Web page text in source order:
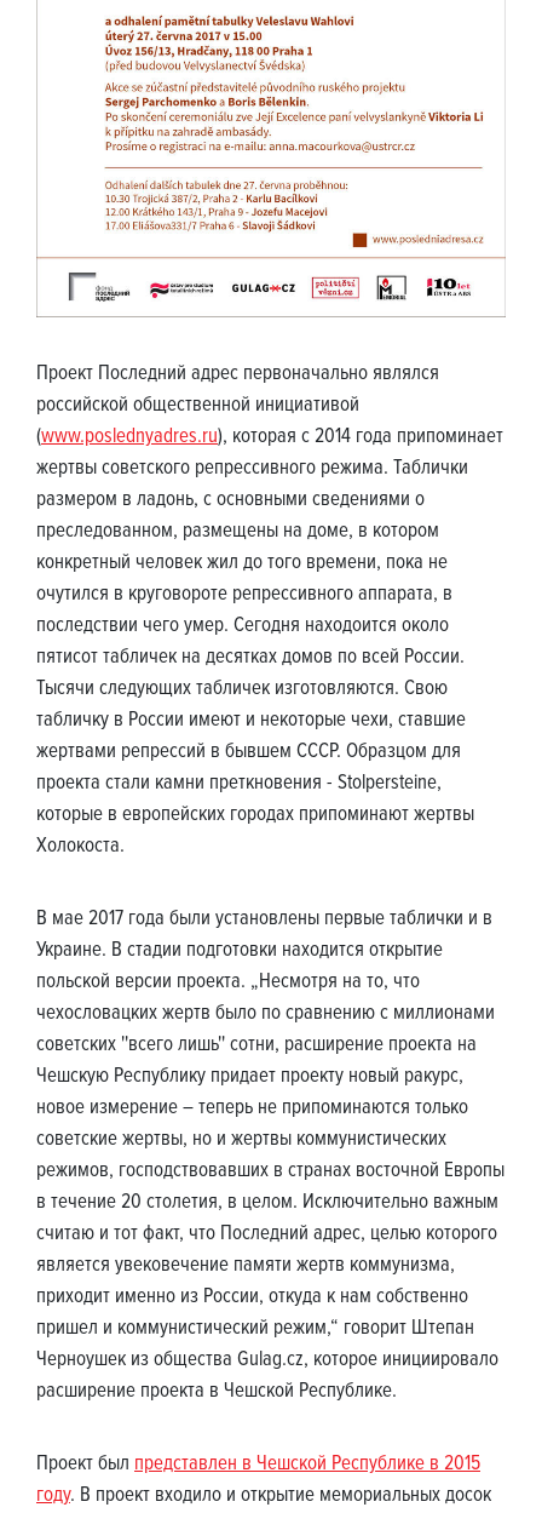
Проект Последний адрес первоначально являлся
российской общественной инициативой
(www.poslednyadres.ru), которая с 2014 года припоминает
жертвы советского репрессивного режима. Таблички
размером в ладонь, с основными сведениями о
преследованном, размещены на доме, в котором
конкретный человек жил до того времени, пока не
очутился в круговороте репрессивного аппарата, в
последствии чего умер. Сегодня находоится около
пятисот табличек на десятках домов по всей России.
Тысячи следующих табличек изготовляются. Свою
табличку в России имеют и некоторые чехи, ставшие
жертвами репрессий в бывшем СССР. Образцом для
проекта стали камни преткновения - Stolpersteine,
которые в европейских городах припоминают жертвы
Холокоста.
В мае 2017 года были установлены первые таблички и в
Украине. В стадии подготовки находится открытие
польской версии проекта. „Несмотря на то, что
чехословацких жертв было по сравнению с миллионами
советских ''всего лишь'' сотни, расширение проекта на
Чешскую Республику придает проекту новый ракурс,
новое измерение – теперь не припоминаются только
советские жертвы, но и жертвы коммунистических
режимов, господствовавших в странах восточной Европы
в течение 20 столетия, в целом. Исключительно важным
считаю и тот факт, что Последний адрес, целью которого
является увековечение памяти жертв коммунизма,
приходит именно из России, откуда к нам собственно
пришел и коммунистический режим,“ говорит Штепан
Черноушек из общества Gulag.cz, которое инициировало
расширение проекта в Чешской Республике.
Проект был представлен в Чешской Республике в 2015
году. В проект входило и открытие мемориальных досок